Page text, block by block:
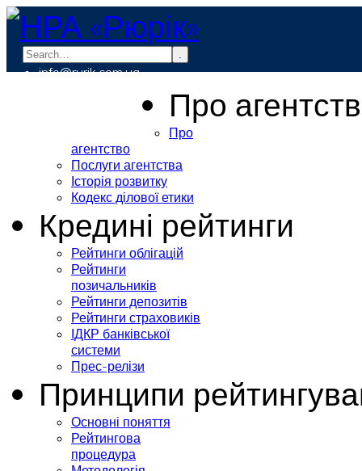
.
info@rurik.com.ua
Про
Про
агентство
Послуги агентства
Історія розвитку
Кодекс ділової етики
Кредині рейтинги
Рейтинги облігацій
Рейтинги
позичальників
Рейтинги депозитів
Рейтинги страховиків
ІДКР банківської
системи
Прес-релізи
Принципи
Основні поняття
Рейтингова
процедура